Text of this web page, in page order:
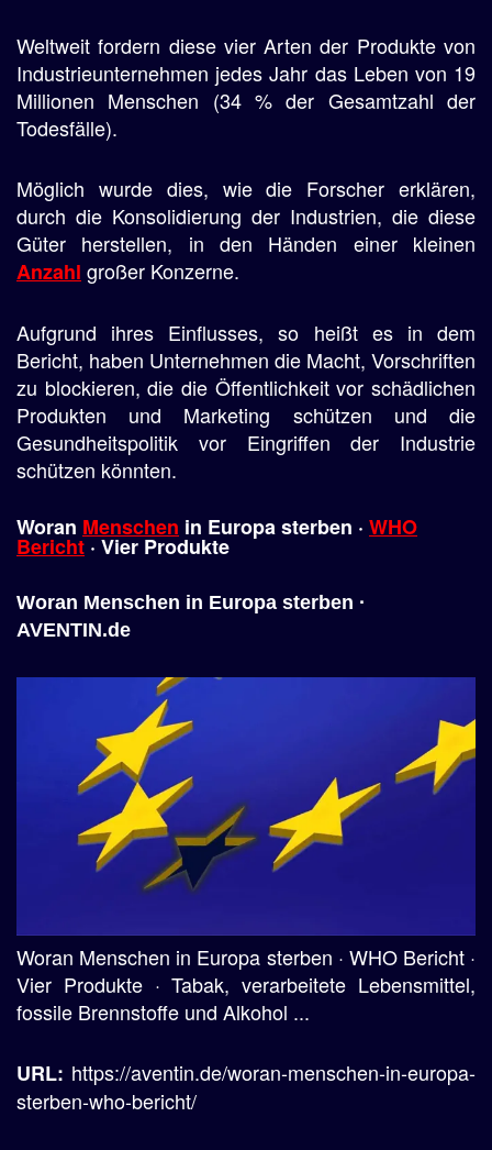
Weltweit fordern diese vier Arten der Produkte von
Industrieunternehmen jedes Jahr das Leben von 19
Millionen Menschen (34 % der Gesamtzahl der
Todesfälle).
Möglich wurde dies, wie die Forscher erklären,
durch die Konsolidierung der Industrien, die diese
Güter herstellen, in den Händen einer kleinen
Anzahl großer Konzerne.
Aufgrund ihres Einflusses, so heißt es in dem
Bericht, haben Unternehmen die Macht, Vorschriften
zu blockieren, die die Öffentlichkeit vor schädlichen
Produkten und Marketing schützen und die
Gesundheitspolitik vor Eingriffen der Industrie
schützen könnten.
Woran Menschen in Europasterben · WHO
Bericht· VierProdukte
Woran Menschen in Europa sterben ·
AVENTIN.de
Woran Menschen in Europa sterben · WHO Bericht ·
Vier Produkte · Tabak, verarbeitete Lebensmittel,
fossile Brennstoffe und Alkohol ...
URL: https://aventin.de/woran-menschen-in-europa-
sterben-who-bericht/